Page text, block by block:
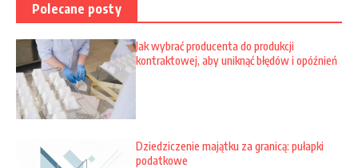
Polecane posty
Jak wybrać producenta do produkcji
kontraktowej, aby uniknąć błędów i opóźnień
Dziedziczenie majątku za granicą: pułapki
podatkowe